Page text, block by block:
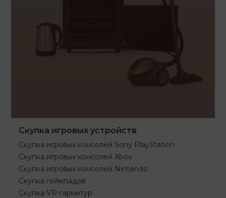
Скупка игровых устройств
Скупка игровых консолей Sony PlayStation
Скупка игровых консолей Xbox
Скупка игровых консолей Nintendo
Скупка геймпадов
Скупка VR-гарнитур